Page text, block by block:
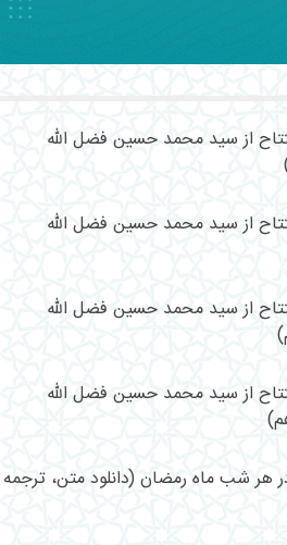
از سید محمد حسین فضل الله
از سید محمد حسین فضل الله
از سید محمد حسین فضل الله
از سید محمد حسین فضل الله
هر شب ماه رمضان (دانلود متن، ترجمه